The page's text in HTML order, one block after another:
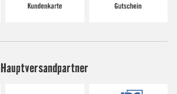
Hauptversandpartner